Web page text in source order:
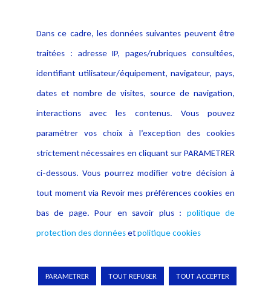
Copyright © 2026 Lexing
Dans ce cadre, les données suivantes peuvent être
traitées : adresse IP, pages/rubriques consultées,
identifiant utilisateur/équipement, navigateur, pays,
dates et nombre de visites, source de navigation,
interactions avec les contenus. Vous pouvez
paramétrer vos choix à l’exception des cookies
strictement nécessaires en cliquant sur PARAMETRER
ci-dessous. Vous pourrez modifier votre décision à
tout moment via Revoir mes préférences cookies en
bas de page. Pour en savoir plus : politique de
protection des donnéesetpolitique cookies
PARAMETRER TOUT REFUSER TOUT ACCEPTER